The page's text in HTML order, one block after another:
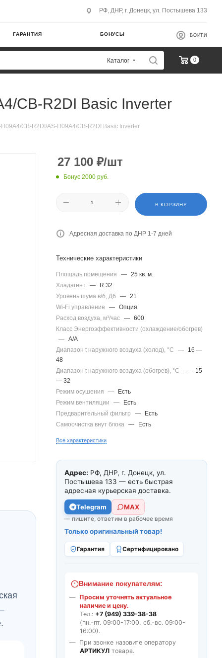
РФ, ДНР, г. Донецк, ул. Постышева 133
ГАРАНТИЯ БОНУСЫ ВОЙТИ
Каталог 0
CB-R2DI Basic Inverter
CB-R2DI/AS-H09A4/CB-R2DI Basic Inverter
27 100 ₽/шт
Бонус 2000 руб.
В КОРЗИНУ
Адресная доставка по ДНР 1-7 дней
Технические характеристики
Площадь помещения — 25 кв. м.
Хладагент
—
R 32
Уровень шума в/б, Дб — 21
Wi-Fi управление
— Опция
Расход воздуха, м³/час — 600
Класс Энергоэффективности (охлаждение/обогрев)
— A/A
Диапазон t наружного воздуха (холод), °C
—
16 —
48
Диапазон t наружного воздуха (обогрев), °C
— -15
— 32
Режим осушения
—
Есть
Режим вентиляции
—
Есть
Предварительный фильтр
—
Есть
Самоочистка внут блока — Есть
Все характеристики
Адрес: РФ, ДНР, г. Донецк, ул.
Постышева 133 — есть быстрая
адресная курьерская доставка.
Telegram МАХ
— пишите, ответим в рабочее время
Только оригинальный товар!
Гарантия Сертифицировано
Внимание покупателям:
Просим уточнять актуальное
наличие и цену.
Тел.: +7 (949) 339-38-38
(пн.-пт. 09:00-17:00, сб.-вс. 09:00-
16:00).
При звонке назовите оператору
АРТИКУЛ товара.